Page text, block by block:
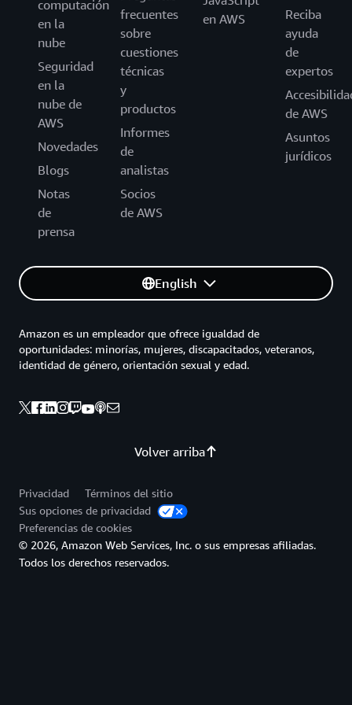
aproximadamente 6 a 10 minutos.
Desde el Norte (Satélite/Naucalpan): Tomar
Periférico Sur y salir en la desviación hacia
Avenida del Conscripto.
Desde el Sur (Centro/Polanco): Tomar
Periférico Norte y utilizar la salida hacia Av.
Estacionamiento: El Centro Banamex cuenta
con amplio estacionamiento en sus
instalaciones, disponible para visitantes y
asistentes a eventos.
computación
en la
nube
Seguridad
en la
nube de
AWS
Novedades
Blogs
Notas
de
prensa
frecuentes
sobre
cuestiones
técnicas
y
productos
Informes
de
analistas
Socios
de AWS
en AWS
Reciba
ayuda
de
expertos
de AWS
Asuntos
jurídicos
English
Volver arriba
Amazon es un empleador que ofrece igualdad de
oportunidades: minorías, mujeres, discapacitados, veteranos,
identidad de género, orientación sexual y edad.
Privacidad
Términos del sitio
Sus opciones de privacidad
Preferencias de cookies
© 2026, Amazon Web Services, Inc. o sus empresas afiliadas.
Todos los derechos reservados.